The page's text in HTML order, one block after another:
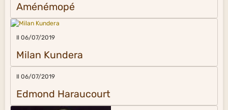
Aménémopé
Il 06/07/2019
Milan Kundera
Il 06/07/2019
Edmond Haraucourt